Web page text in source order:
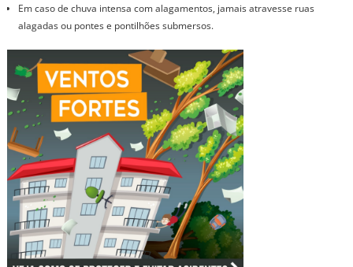
Em caso de chuva intensa com alagamentos, jamais atravesse ruas
alagadas ou pontes e pontilhões submersos.